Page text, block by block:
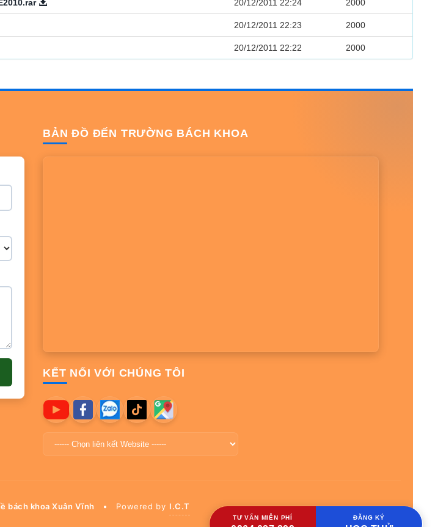
20/12/2011 22:24 2000
20/12/2011 22:23 2000
20/12/2011 22:22 2000
BẢN ĐỒ ĐẾN TRƯỜNG BÁCH KHOA
KẾT NỐI VỚI CHÚNG TÔI
bách khoa Xuân Vĩnh • Powered by I.C.T
TƯ VẤN MIỄN PHÍ ĐĂNG KÝ